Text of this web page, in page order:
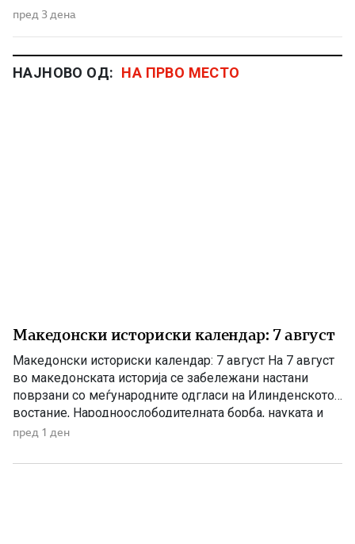
пред 3 дена
НАЈНОВО ОД: НА ПРВО МЕСТО
Македонски историски календар: 7 август
Македонски историски календар: 7 август На 7 август
во македонската историја се забележани настани
поврзани со меѓународните одгласи на Илинденското
востание, Народноослободителната борба, науката и
современата македонска уметност. 1903 – Европскиот
1903 година европската јавност ги добила првите
пред 1 ден